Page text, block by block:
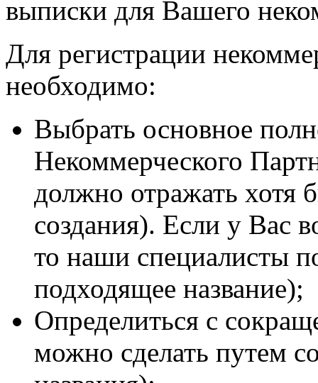
выписки для Вашего
Для регистрации
необходимо:
Выбрать основное
Некоммерческого
должно отражать хотя
создания). Если у Вас
то наши специалисты
подходящее название);
Определиться с
можно сделать путем